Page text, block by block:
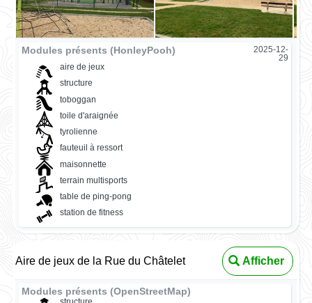
Modules présents (HonleyPooh)
2025-12-
29
aire de jeux
structure
toboggan
toile d'araignée
tyrolienne
fauteuil à ressort
maisonnette
terrain multisports
table de ping-pong
station de fitness
Aire de jeux de la Rue du Châtelet Afficher
Modules présents (OpenStreetMap)